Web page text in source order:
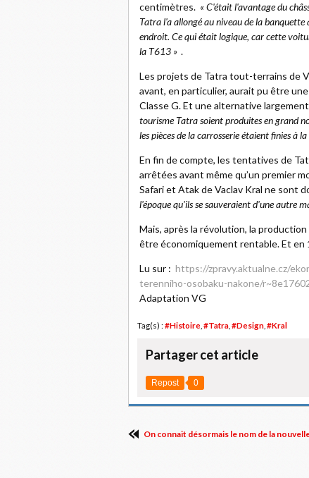
centimètres. « C'était l'avantage du
Tatra l'a allongé au niveau de la
endroit. Ce qui était logique, car cette
la T613 » .
Les projets de Tatra tout-terrains de
avant, en particulier, aurait pu être
Classe G. Et une alternative
tourisme Tatra soient produites en grand
les pièces de la carrosserie étaient finies à
En fin de compte, les tentatives de
arrêtées avant même qu’un premier
Safari et Atak de Vaclav Kral ne sont
l'époque qu'ils se sauveraient d'une autre
Mais, après la révolution, la
être économiquement rentable. Et en
Lu sur : https://zpravy.aktualne.cz/
terenniho-osobaku-nakone/
Adaptation VG
Tag(s) : #Histoire #Tatra #Design #Kral
Partager cet article
Repost 0
On connait désormais le nom de la